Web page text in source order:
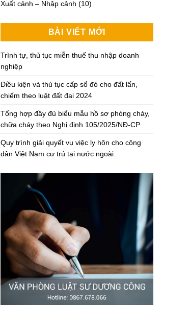
Xuất cảnh – Nhập cảnh (10)
BÀI VIẾT MỚI
Trình tự, thủ tục miễn thuế thu nhập doanh
nghiệp
Điều kiện và thủ tục cấp sổ đỏ cho đất lấn,
chiếm theo luật đất đai 2024
Tổng hợp đầy đủ biểu mẫu hồ sơ phòng cháy,
chữa cháy theo Nghị định 105/2025/NĐ-CP
Quy trình giải quyết vụ việc ly hôn cho công
dân Việt Nam cư trú tại nước ngoài.